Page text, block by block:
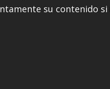
su contenido